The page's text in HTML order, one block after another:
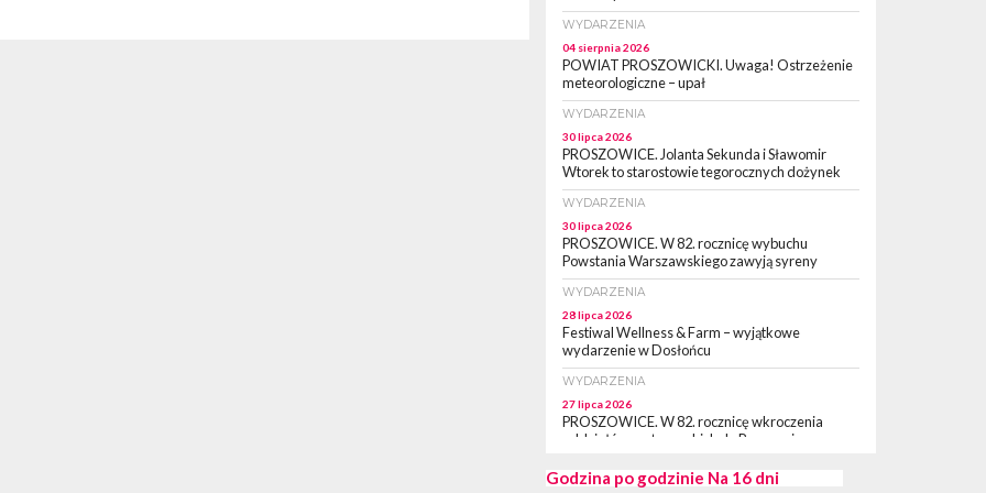
WYDARZENIA
04 sierpnia 2026
POWIAT PROSZOWICKI. Uwaga! Ostrzeżenie
meteorologiczne – upał
WYDARZENIA
30 lipca 2026
PROSZOWICE. Jolanta Sekunda i Sławomir
Wtorek to starostowie tegorocznych dożynek
WYDARZENIA
30 lipca 2026
PROSZOWICE. W 82. rocznicę wybuchu
Powstania Warszawskiego zawyją syreny
WYDARZENIA
28 lipca 2026
Festiwal Wellness & Farm – wyjątkowe
wydarzenie w Dosłońcu
WYDARZENIA
27 lipca 2026
PROSZOWICE. W 82. rocznicę wkroczenia
oddziałów partyzanckich do Proszowic,
Rzeczpospolitej Partyzanckiej 1944” [ZDJĘCIA]
Godzina po godzinie Na 16 dni